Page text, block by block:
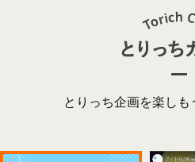
とりっち企画を楽しも